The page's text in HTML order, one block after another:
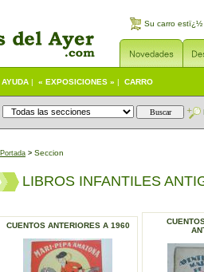
Su carro
AYUDA | « EXPOSICIONES » | CARRO
Portada > Seccion
LIBROS INFANTILES
CUENTOS ANTERIORES A 1960